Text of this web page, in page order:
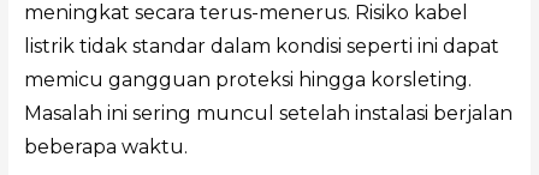
meningkat secara terus-menerus. Risiko kabel
listrik tidak standar dalam kondisi seperti ini dapat
memicu gangguan proteksi hingga korsleting.
Masalah ini sering muncul setelah instalasi berjalan
beberapa waktu.